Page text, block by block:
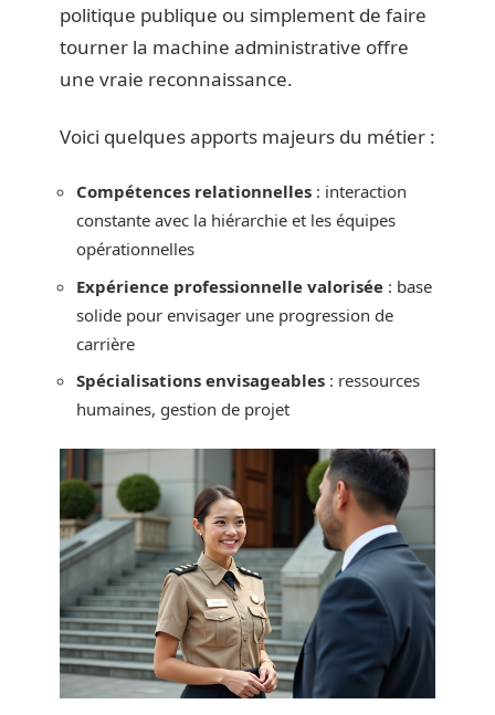
politique publique ou simplement de faire
tourner la machine administrative offre
une vraie reconnaissance.
Voici quelques apports majeurs du métier :
Compétences relationnelles : interaction
constante avec la hiérarchie et les équipes
opérationnelles
Expérience professionnelle valorisée : base
solide pour envisager une progression de
carrière
Spécialisations envisageables : ressources
humaines, gestion de projet